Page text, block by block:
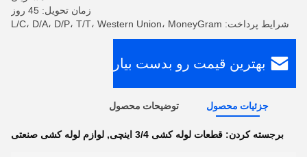
زمان تحویل: 45 روز
شرایط پرداخت: L/C، D/A، D/P، T/T، Western Union، MoneyGram
بهترین قیمت رو بدست بیار
جزئیات محصول توضیحات محصول
برجسته کردن: قطعات لوله کشی 3/4 اینچی , لوازم لوله کشی صنعتی